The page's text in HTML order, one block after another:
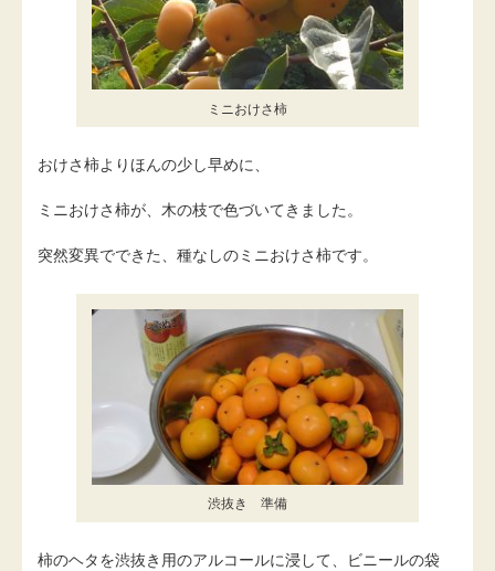
ミニおけさ柿
おけさ柿よりほんの少し早めに、
ミニおけさ柿が、木の枝で色づいてきました。
突然変異でできた、種なしのミニおけさ柿です。
渋抜き 準備
柿のヘタを渋抜き用のアルコールに浸して、ビニールの袋